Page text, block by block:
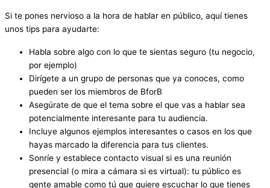
Si te pones nervioso a la hora de hablar en público, aquí tienes
unos tips para ayudarte:
Habla sobre algo con lo que te sientas seguro (tu negocio,
por ejemplo)
Dirígete a un grupo de personas que ya conoces, como
pueden ser los miembros de BforB
Asegúrate de que el tema sobre el que vas a hablar sea
potencialmente interesante para tu audiencia.
Incluye algunos ejemplos interesantes o casos en los que
hayas marcado la diferencia para tus clientes.
Sonríe y establece contacto visual si es una reunión
presencial (o mira a cámara si es virtual): tu público es
gente amable como tú que quiere escuchar lo que tienes